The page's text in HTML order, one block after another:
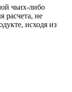
чьих-либо
расчета, не
исходя из